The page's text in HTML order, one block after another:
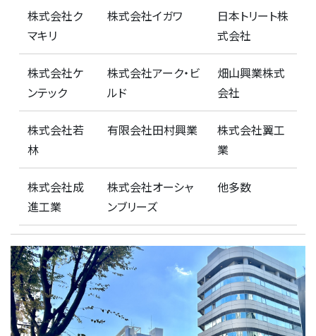
株式会社ク
マキリ
株式会社イガワ
日本トリート株
式会社
株式会社ケ
ンテック
株式会社アーク・ビ
ルド
畑山興業株式
会社
株式会社若
林
有限会社田村興業
株式会社翼工
業
株式会社成
進工業
株式会社オーシャ
ンブリーズ
他多数